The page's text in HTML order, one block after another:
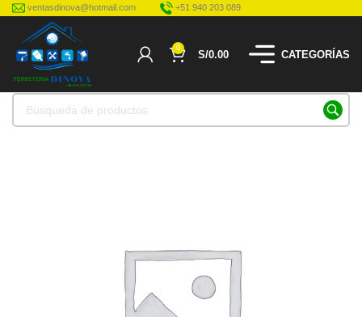
ventasdinova@hotmail.com +51 940 203 089
0
S/0.00 CATEGORÍAS